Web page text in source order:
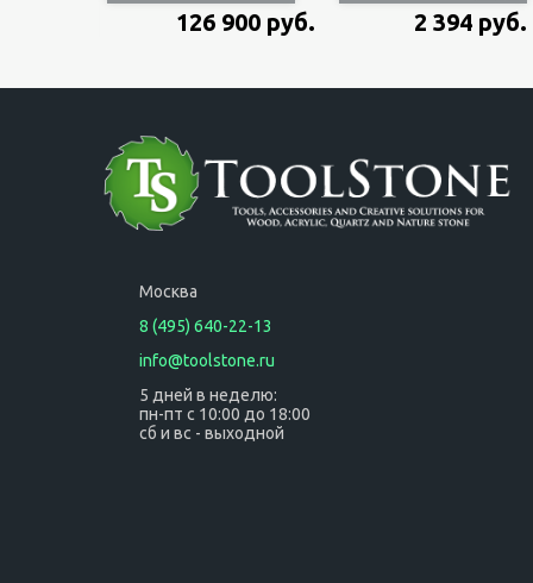
574341/576207, в
126 900 руб.
твердосплавная,
d=20 мм, В=32 мм,
2 394 руб.
Москва
8 (495) 640-22-13
info@toolstone.ru
5 дней в неделю:
пн-пт с 10:00 до 18:00
сб и вс - выходной